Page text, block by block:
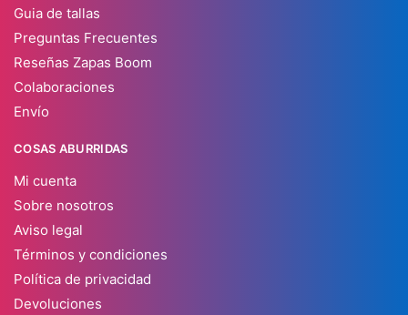
Guia de tallas
Preguntas Frecuentes
Reseñas Zapas Boom
Colaboraciones
Envío
COSAS ABURRIDAS
Mi cuenta
Sobre nosotros
Aviso legal
Términos y condiciones
Política de privacidad
Devoluciones